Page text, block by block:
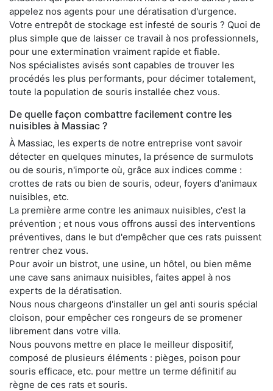
appelez nos agents pour une dératisation d'urgence.
Votre entrepôt de stockage est infesté de souris ? Quoi de
plus simple que de laisser ce travail à nos professionnels,
pour une extermination vraiment rapide et fiable.
Nos spécialistes avisés sont capables de trouver les
procédés les plus performants, pour décimer totalement,
toute la population de souris installée chez vous.
De quelle façon combattre facilement contre les
nuisibles à Massiac ?
À Massiac, les experts de notre entreprise vont savoir
détecter en quelques minutes, la présence de surmulots
ou de souris, n'importe où, grâce aux indices comme :
crottes de rats ou bien de souris, odeur, foyers d'animaux
nuisibles, etc.
La première arme contre les animaux nuisibles, c'est la
prévention ; et nous vous offrons aussi des interventions
préventives, dans le but d'empêcher que ces rats puissent
rentrer chez vous.
Pour avoir un bistrot, une usine, un hôtel, ou bien même
une cave sans animaux nuisibles, faites appel à nos
experts de la dératisation.
Nous nous chargeons d'installer un gel anti souris spécial
cloison, pour empêcher ces rongeurs de se promener
librement dans votre villa.
Nous pouvons mettre en place le meilleur dispositif,
composé de plusieurs éléments : pièges, poison pour
souris efficace, etc. pour mettre un terme définitif au
règne de ces rats et souris.